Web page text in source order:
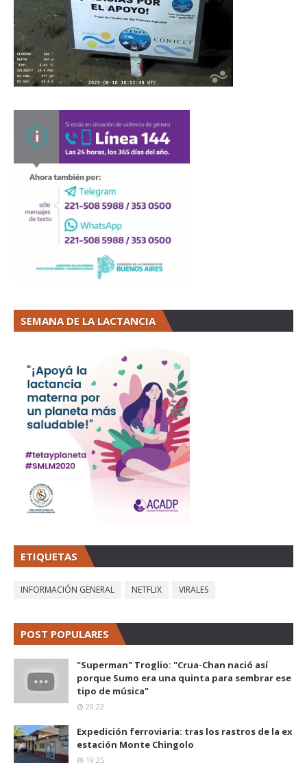
SEMANA DE LA LACTANCIA
ETIQUETAS
INFORMACIÓN GENERAL NETFLIX VIRALES
POST POPULARES
"Superman" Troglio: "Crua-Chan nació así
porque Sumo era una quinta para sembrar ese
tipo de música"
20:22
Expedición ferroviaria: tras los rastros de la ex
estación Monte Chingolo
19:25